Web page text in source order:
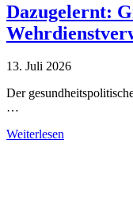
Dazugelernt:
13. Juli 2026
Der
…
Weiterlesen